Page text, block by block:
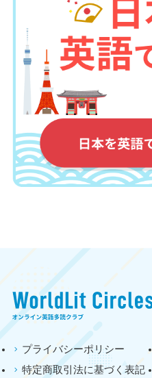
プライバシーポリシー
特定商取引法に基づく表記